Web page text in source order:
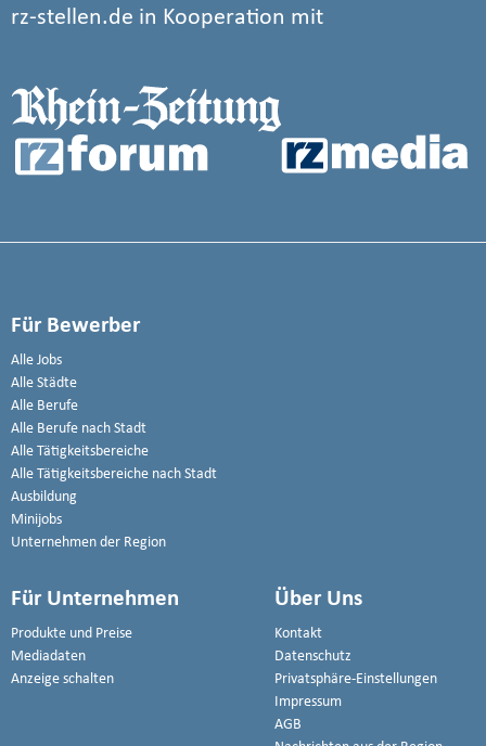
rz-stellen.de in Kooperation mit
Für Bewerber
Alle Jobs
Alle Städte
Alle Berufe
Alle Berufe nach Stadt
Alle Tätigkeitsbereiche
Alle Tätigkeitsbereiche nach Stadt
Ausbildung
Minijobs
Unternehmen der Region
Für Unternehmen
Produkte und Preise
Mediadaten
Anzeige schalten
Über Uns
Kontakt
Datenschutz
Privatsphäre-Einstellungen
Impressum
AGB